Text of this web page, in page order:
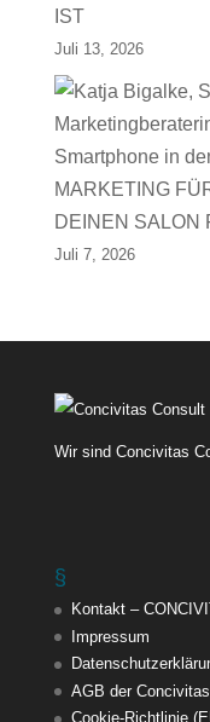
IST
Juli 13, 2026
MARKETING
DEINEN SALON
Juli 7, 2026
Wir sind Concivitas
§
Kontakt –
Impressum
AGB der
Cookie-Richtlinie